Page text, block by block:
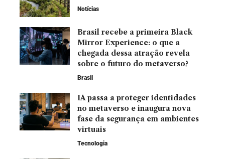
Notícias
Brasil recebe a primeira Black
Mirror Experience: o que a
chegada dessa atração revela
sobre o futuro do metaverso?
Brasil
IA passa a proteger identidades
no metaverso e inaugura nova
fase da segurança em ambientes
virtuais
Tecnologia